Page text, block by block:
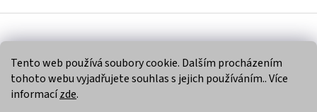
Tento web používá soubory cookie. Dalším procházením
tohoto webu vyjadřujete souhlas s jejich používáním.. Více
informacízde.
Copyright 2026